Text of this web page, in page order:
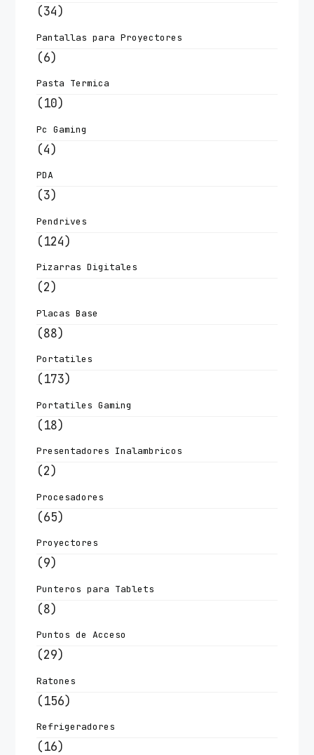
(34)
Pantallas para Proyectores
(6)
Pasta Termica
(10)
Pc Gaming
(4)
PDA
(3)
Pendrives
(124)
Pizarras Digitales
(2)
Placas Base
(88)
Portatiles
(173)
Portatiles Gaming
(18)
Presentadores Inalambricos
(2)
Procesadores
(65)
Proyectores
(9)
Punteros para Tablets
(8)
Puntos de Acceso
(29)
Ratones
(156)
Refrigeradores
(16)